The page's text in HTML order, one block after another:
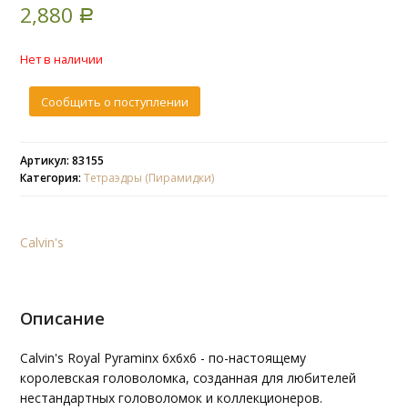
based on
customer
2,880 Р
Нет в наличии
Сообщить о поступлении
Артикул: 83155
Категория:Тетраэдры (Пирамидки)
Calvin's
Описание
Calvin's Royal Pyraminx 6x6x6 - по-настоящему
королевская головоломка, созданная для любителей
нестандартных головоломок и коллекционеров.